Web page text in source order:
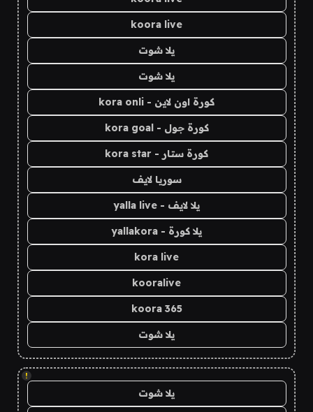
koora live
يلا شوت
يلا شوت
كورة اون لاين - kora onli
كورة جول - kora goal
كورة ستار - kora star
سوريا لايف
يلا لايف - yalla live
يلا كورة - yallakora
kora live
kooralive
koora 365
يلا شوت
!
يلا شوت